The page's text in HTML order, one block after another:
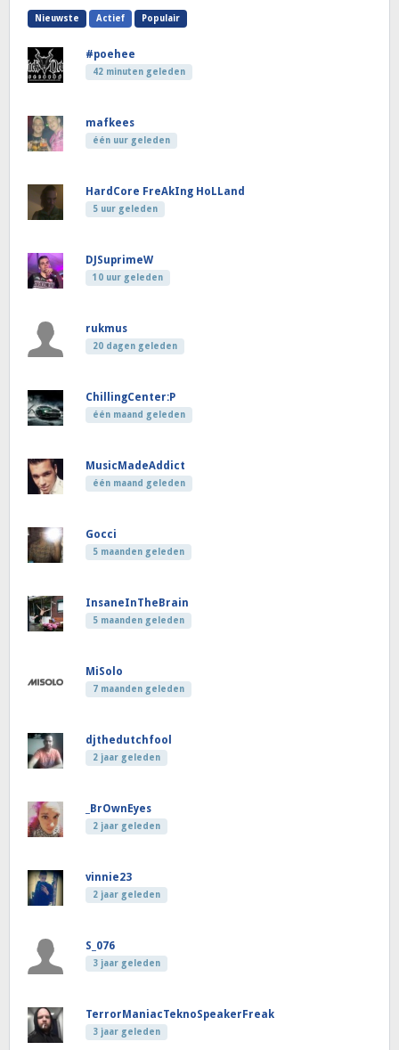
Nieuwste Actief Populair
#poehee
42 minuten geleden
mafkees
één uur geleden
HardCore FreAkIng HoLLand
5 uur geleden
DJSuprimeW
10 uur geleden
rukmus
20 dagen geleden
ChillingCenter:P
één maand geleden
MusicMadeAddict
één maand geleden
Gocci
5 maanden geleden
InsaneInTheBrain
5 maanden geleden
MiSolo
7 maanden geleden
djthedutchfool
2 jaar geleden
_BrOwnEyes
2 jaar geleden
vinnie23
2 jaar geleden
S_076
3 jaar geleden
TerrorManiacTeknoSpeakerFreak
3 jaar geleden